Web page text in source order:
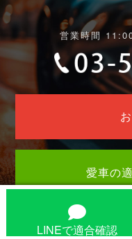
営業時間
愛車の
LINEで適合確認